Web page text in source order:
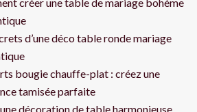
d’une déco table ronde mariage
bougie chauffe-plat : créez une
tamisée parfaite
décoration de table harmonieuse